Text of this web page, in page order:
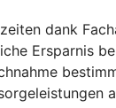
dank
Ersparnis